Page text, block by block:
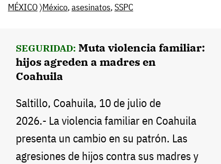
MÉXICO〉México,asesinatos, SSPC
SEGURIDAD: Muta violencia familiar:
hijos agreden a madres en
Coahuila
Saltillo, Coahuila, 10 de julio de
2026.- La violencia familiar en Coahuila
presenta un cambio en su patrón. Las
agresiones de hijos contra sus madres y